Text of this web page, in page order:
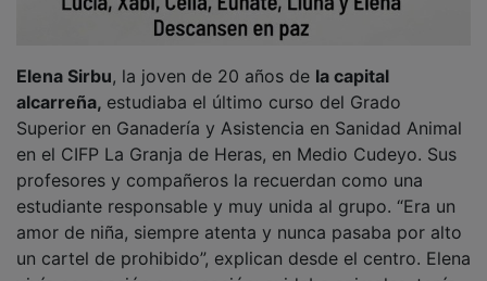
alcarreña,estudiaba el último curso del Grado
Superior en Ganadería y Asistencia en Sanidad Animal
en el CIFP La Granja de Heras, en Medio Cudeyo. Sus
profesores y compañeros la recuerdan como una
estudiante responsable y muy unida al grupo. “Era un
amor de niña, siempre atenta y nunca pasaba por alto
un cartel de prohibido”, explican desde el centro. Elena
vivía con pasión su vocación: cuidaba animales, tenía